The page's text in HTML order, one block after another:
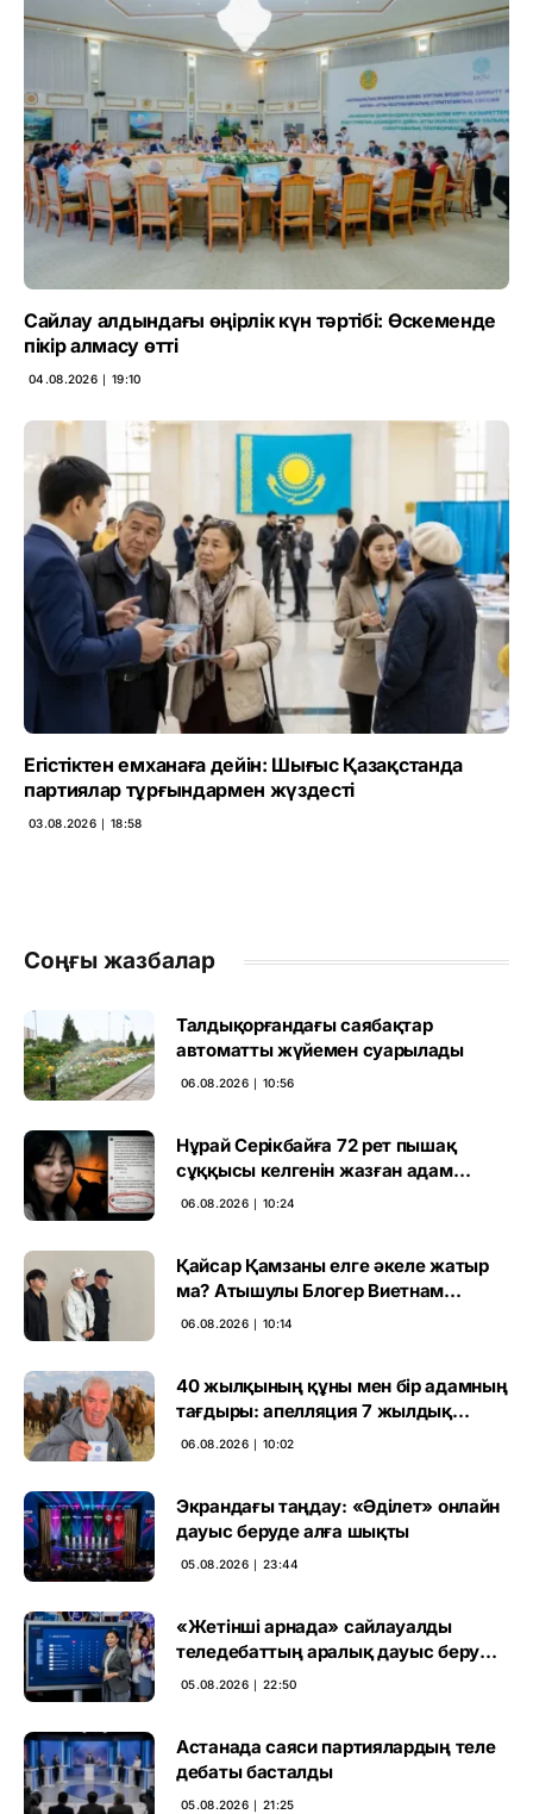
Сайлау алдындағы өңірлік күн тәртібі: Өскеменде
пікір алмасу өтті
04.08.2026 ∣ 19:10
Егістіктен емханаға дейін: Шығыс Қазақстанда
партиялар тұрғындармен жүздесті
03.08.2026 ∣ 18:58
Соңғы жазбалар
Талдықорғандағы саябақтар
автоматты жүйемен суарылады
06.08.2026 ∣ 10:56
Нұрай Серікбайға 72 рет пышақ
сұққысы келгенін жазған адам
ұсталды
06.08.2026 ∣ 10:24
Қайсар Қамзаны елге әкеле жатыр
ма? Атышулы Блогер Виетнам
әуежайында көзге түсті
06.08.2026 ∣ 10:14
40 жылқының құны мен бір адамның
тағдыры: апелляция 7 жылдық
үкімді бұзды
06.08.2026 ∣ 10:02
Экрандағы таңдау: «Әділет» онлайн
дауыс беруде алға шықты
05.08.2026 ∣ 23:44
«Жетінші арнада» сайлауалды
теледебаттың аралық дауыс беру
нәтижесі жарияланды
05.08.2026 ∣ 22:50
Астанада саяси партиялардың теле
дебаты басталды
05.08.2026 ∣ 21:25